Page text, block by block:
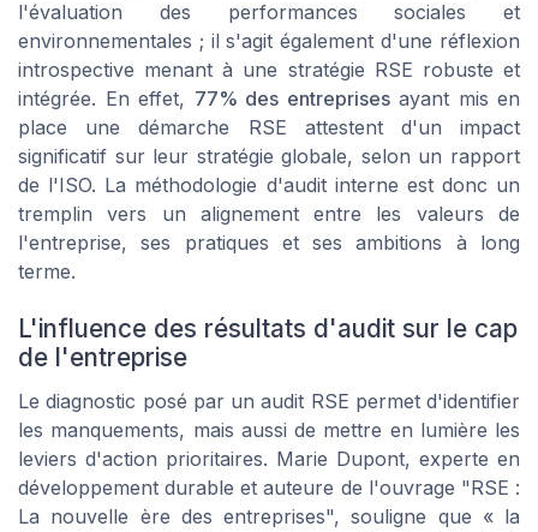
l'évaluation des performances sociales et
environnementales ; il s'agit également d'une réflexion
introspective menant à une stratégie RSE robuste et
intégrée. En effet, 77% des entreprisesayant mis en
place une démarche RSE attestent d'un impact
significatif sur leur stratégie globale, selon un rapport
de l'ISO. La méthodologie d'audit interne est donc un
tremplin vers un alignement entre les valeurs de
l'entreprise, ses pratiques et ses ambitions à long
terme.
L'influence des résultats d'audit sur le cap
de l'entreprise
Le diagnostic posé par un audit RSE permet d'identifier
les manquements, mais aussi de mettre en lumière les
leviers d'action prioritaires. Marie Dupont, experte en
développement durable et auteure de l'ouvrage "RSE :
La nouvelle ère des entreprises", souligne que « la